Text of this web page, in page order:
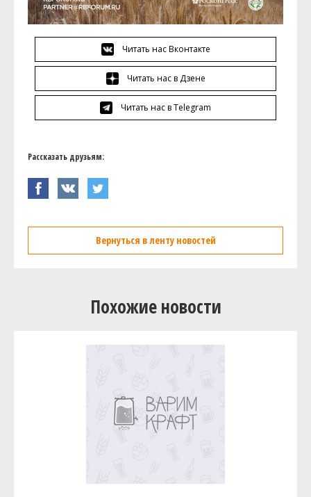
Читать нас Вконтакте
Читать нас в Дзене
Читать нас в Telegram
Рассказать друзьям:
Вернуться в ленту новостей
Похожие новости